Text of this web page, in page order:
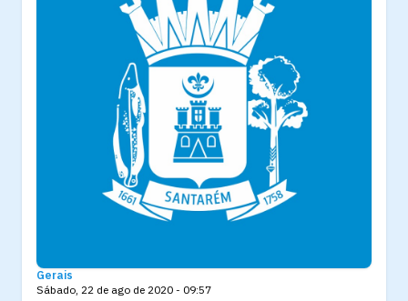
Gerais
Sábado, 22 de ago de 2020 - 09:57